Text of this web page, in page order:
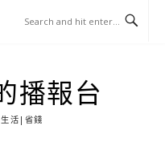
播報台
活|省錢